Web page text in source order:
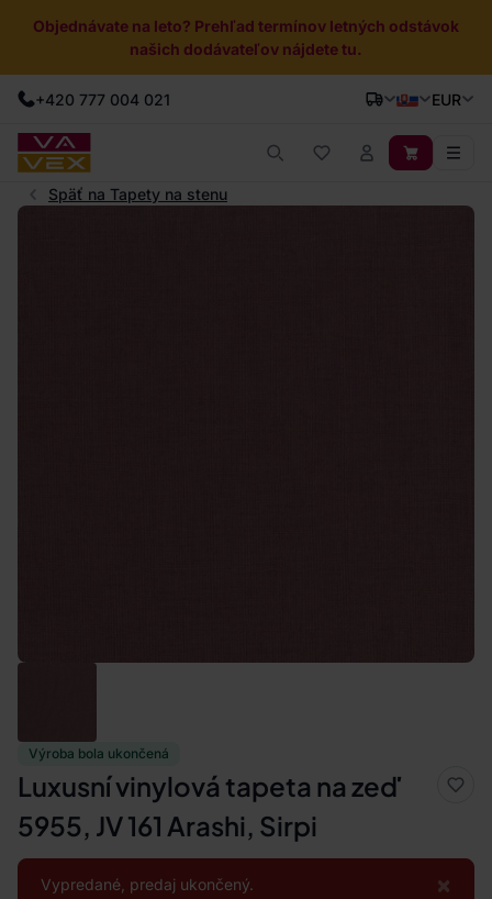
Objednávate na leto? Prehľad termínov letných odstávok
našich dodávateľov nájdete tu.
+420 777 004 021 EUR
Späť na Tapety na stenu
Výroba bola ukončená
Luxusní vinylová tapeta na zeď
5955, JV 161 Arashi, Sirpi
×
Vypredané, predaj ukončený.